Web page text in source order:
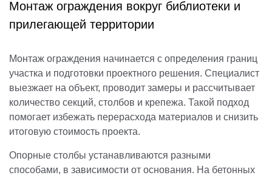
Монтаж ограждения вокруг библиотеки и
прилегающей территории
Монтаж ограждения начинается с определения границ
участка и подготовки проектного решения. Специалист
выезжает на объект, проводит замеры и рассчитывает
количество секций, столбов и крепежа. Такой подход
помогает избежать перерасхода материалов и снизить
итоговую стоимость проекта.
Опорные столбы устанавливаются разными
способами, в зависимости от основания. На бетонных